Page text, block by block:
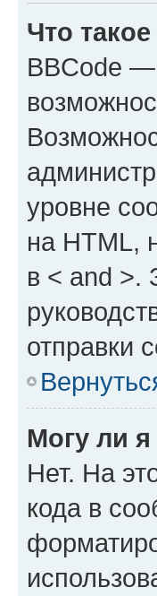
Что
BBCode —
уровне
на HTML,
в < and >.
отправки
Могу ли
Нет. На
кода в